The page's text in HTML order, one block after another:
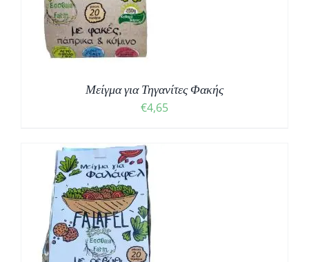
Μείγμα για Τηγανίτες Φακής
€4,65